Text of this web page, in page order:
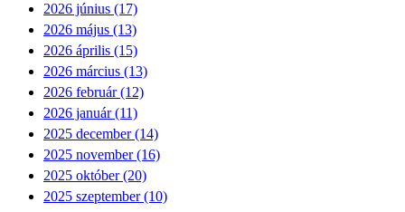
2026 június (17)
2026 május (13)
2026 április (15)
2026 március (13)
2026 február (12)
2026 január (11)
2025 december (14)
2025 november (16)
2025 október (20)
2025 szeptember (10)